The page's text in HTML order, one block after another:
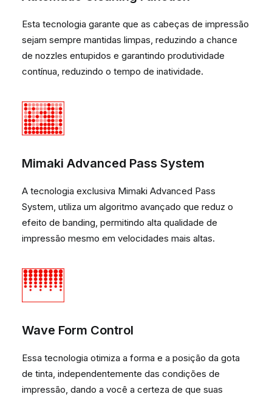
Esta tecnologia garante que as cabeças de impressão
sejam sempre mantidas limpas, reduzindo a chance
de nozzles entupidos e garantindo produtividade
contínua, reduzindo o tempo de inatividade.
Mimaki Advanced Pass System
A tecnologia exclusiva Mimaki Advanced Pass
System, utiliza um algoritmo avançado que reduz o
efeito de banding, permitindo alta qualidade de
impressão mesmo em velocidades mais altas.
Wave Form Control
Essa tecnologia otimiza a forma e a posição da gota
de tinta, independentemente das condições de
impressão, dando a você a certeza de que suas